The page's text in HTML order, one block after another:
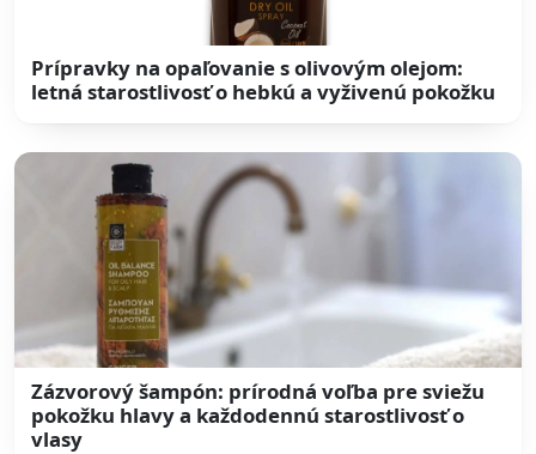
Prípravky na opaľovanie s olivovým olejom:
letná starostlivosť o hebkú a vyživenú pokožku
Zázvorový šampón: prírodná voľba pre sviežu
pokožku hlavy a každodennú starostlivosť o
vlasy